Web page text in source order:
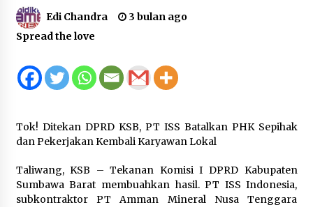
Kejaksaan KSB Mulai Lidik Mafia Tanah Desa
2 tahun ago
KEAMANAN SUARA
4 jam ago
Baru Keselamatan Nasional
17 jam ago
Edi Chandra
3 bulan ago
Spread the love
Tok! Ditekan DPRD KSB, PT ISS Batalkan PHK Sepihak
dan Pekerjakan Kembali Karyawan Lokal
Taliwang, KSB – Tekanan Komisi I DPRD Kabupaten
Sumbawa Barat membuahkan hasil. PT ISS Indonesia,
subkontraktor PT Amman Mineral Nusa Tenggara